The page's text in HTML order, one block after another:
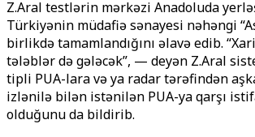
Z.Aral testlərin mərkəzi Anadoluda
Türkiyənin müdafiə sənayesi nəhəngi
birlikdə tamamlandığını əlavə edib.
tələblər də gələcək”, — deyən Z.Aral
tipli PUA-lara və ya radar tərəfindən
izlənilə bilən istənilən PUA-ya qarşı
olduğunu da bildirib.